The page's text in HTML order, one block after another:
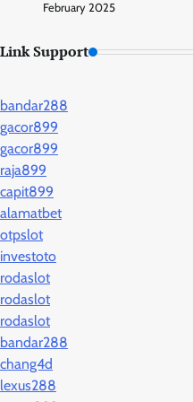
February 2025
Link Support
bandar288
gacor899
gacor899
raja899
capit899
alamatbet
otpslot
investoto
rodaslot
rodaslot
rodaslot
bandar288
chang4d
lexus288